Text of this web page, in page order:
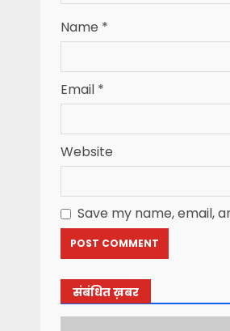
Name *
Email *
Website
Save my name, email,
संबंधित ख़बर